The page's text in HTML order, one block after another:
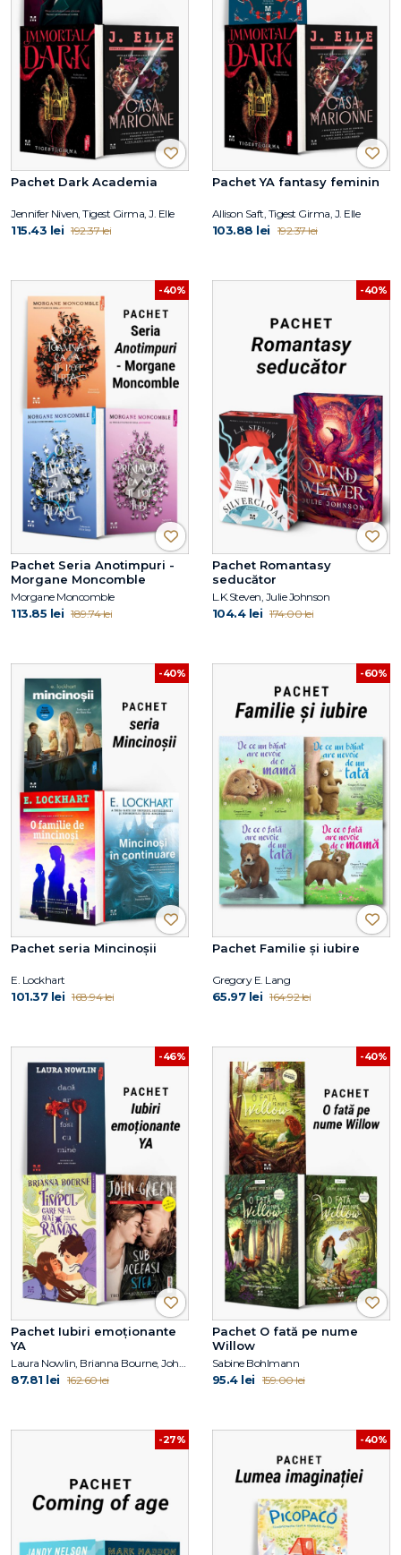
Pachet Dark Academia
Jennifer Niven, Tigest Girma, J. Elle
115.43 lei 192.37 lei
Pachet YA fantasy feminin
Allison Saft, Tigest Girma, J. Elle
103.88 lei 192.37 lei
-40%
Pachet Seria Anotimpuri -
Morgane Moncomble
Morgane Moncomble
113.85 lei 189.74 lei
-40%
Pachet Romantasy
seducător
L.K.Steven, Julie Johnson
104.4 lei 174.00 lei
-40%
Pachet seria Mincinoșii
E. Lockhart
101.37 lei 168.94 lei
-60%
Pachet Familie și iubire
Gregory E. Lang
65.97 lei 164.92 lei
-46%
Pachet Iubiri emoționante
YA
Laura Nowlin, Brianna Bourne, John Green
87.81 lei 162.60 lei
-40%
Pachet O fată pe nume
Willow
Sabine Bohlmann
95.4 lei 159.00 lei
-27% -40%